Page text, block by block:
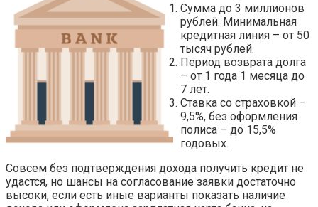
Сумма до 3 миллионов
рублей. Минимальная
кредитная линия – от 50
тысяч рублей.
Период возврата долга
– от 1 года 1 месяца до
7 лет.
Ставка со страховкой –
9,5%, без оформления
полиса – до 15,5%
годовых.
Совсем без подтверждения дохода получить кредит не
удастся, но шансы на согласование заявки достаточно
высоки, если есть иные варианты показать наличие